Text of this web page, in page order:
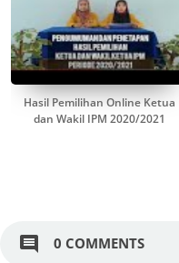
Hasil Pemilihan Online Ketua
dan Wakil IPM 2020/2021
comment 0 COMMENTS